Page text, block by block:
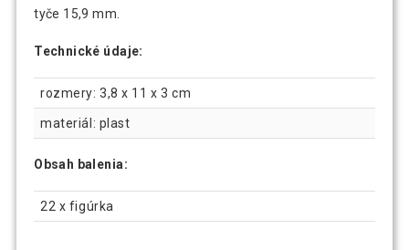
tyče 15,9 mm.
Technické údaje:
rozmery: 3,8 x 11 x 3 cm
materiál: plast
Obsah balenia:
22 x figúrka